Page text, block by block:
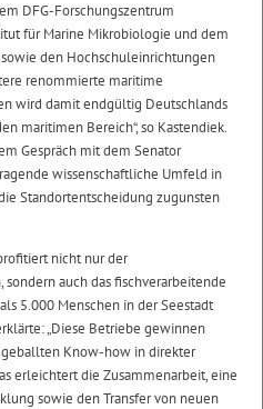
DFG-Forschungszentrum
für Marine Mikrobiologie und dem
den Hochschuleinrichtungen
renommierte maritime
wird damit endgültig Deutschlands
maritimen Bereich“, so Kastendiek.
Gespräch mit dem Senator
wissenschaftliche Umfeld in
Standortentscheidung zugunsten
nicht nur der
auch das fischverarbeitende
5.000 Menschen in der Seestadt
„Diese Betriebe gewinnen
Know-how in direkter
erleichtert die Zusammenarbeit, eine
sowie den Transfer von neuen